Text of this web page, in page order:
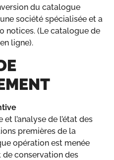
du catalogue
société spécialisée et a
notices. (Le catalogue de
ligne).
l’analyse de l’état des
premières de la
opération est menée
de conservation des